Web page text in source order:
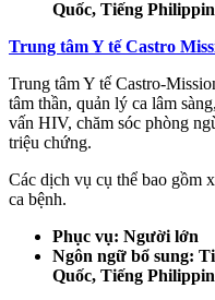
Quốc, Tiếng
Trung tâm Y tế Castro
Trung tâm Y tế Castro-
tâm thần, quản lý ca lâm
vấn HIV, chăm sóc phòng
triệu chứng.
Các dịch vụ cụ thể bao gồm
ca bệnh.
Phục vụ: Người lớn
Ngôn ngữ bổ sung:
Quốc, Tiếng